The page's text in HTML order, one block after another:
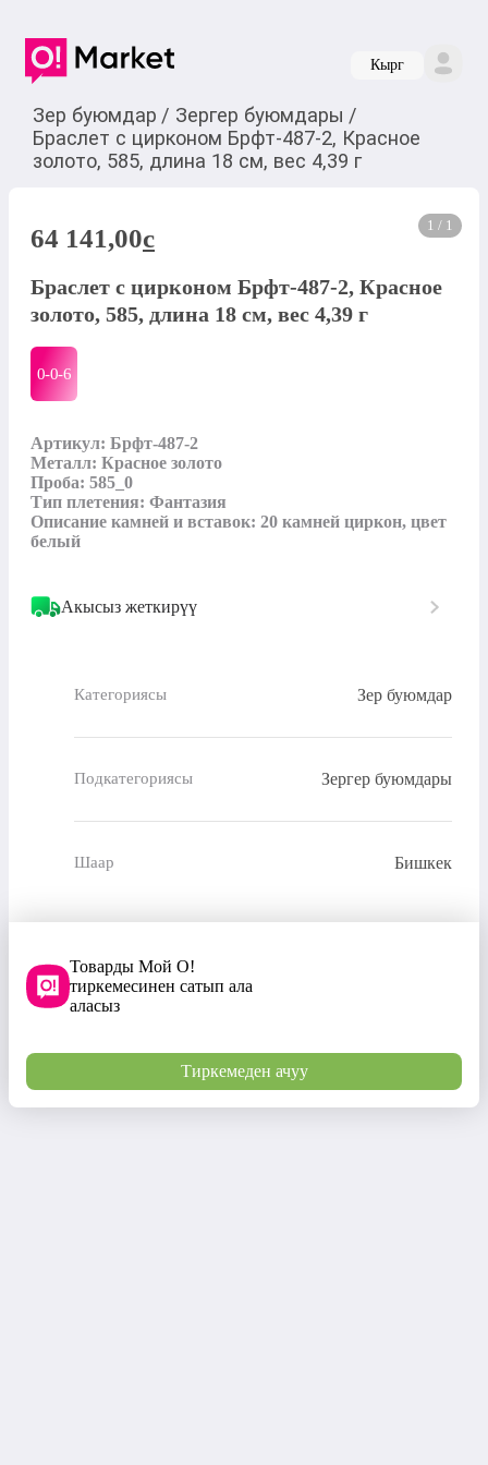
Кырг
Зер буюмдар / Зергер буюмдары /
Браслет с цирконом Брфт-487-2, Красное
золото, 585, длина 18 см, вес 4,39 г
1 / 1
64 141,00c
Браслет с цирконом Брфт-487-2, Красное
золото, 585, длина 18 см, вес 4,39 г
0-0-6
Артикул: Брфт-487-2
Металл: Красное золото
Проба: 585_0
Тип плетения: Фантазия
Описание камней и вставок: 20 камней циркон, цвет
белый
Акысыз жеткирүү
Категориясы Зер буюмдар
Подкатегориясы Зергер буюмдары
Шаар Бишкек
Товарды Мой О!
тиркемесинен сатып ала
аласыз
Тиркемеден ачуу